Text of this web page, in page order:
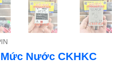
Nước CKHKC